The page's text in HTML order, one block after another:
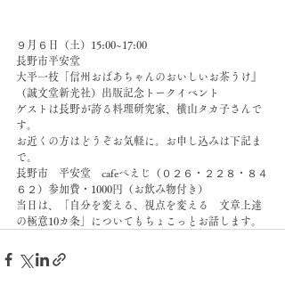
９月６日（土）15:00~17:00
長野市平安堂
大平一枝「信州おばあちゃんのおいしいお茶うけ』
（誠文堂新光社）出版記念トークイベント
ゲストは長野が誇る料理研究家、横山タカ子さんで
す。
お近くの方はどうぞお気軽に。お申し込みは下記ま
で。
長野市　平安堂　cafeぺえじ（０２６・２２８・８４
６２）参加費・1000円（お飲み物付き）
当日は、「自分を変える、視点を変える　文章上達
の極意10カ条」についてもちょこっとお話します。